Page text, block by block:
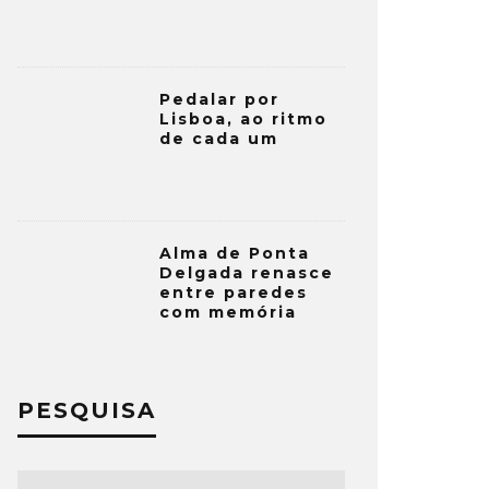
Pedalar por
Lisboa, ao ritmo
de cada um
Alma de Ponta
Delgada renasce
entre paredes
com memória
PESQUISA